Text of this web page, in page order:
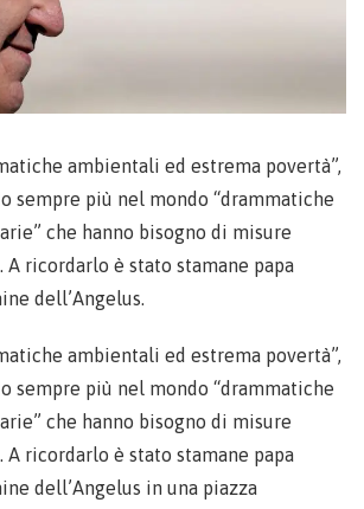
ambientali ed estrema povertà”,
sempre più nel mondo “drammatiche
che hanno bisogno di misure
A ricordarlo è stato stamane papa
dell’Angelus.
ambientali ed estrema povertà”,
sempre più nel mondo “drammatiche
che hanno bisogno di misure
A ricordarlo è stato stamane papa
dell’Angelus in una piazza